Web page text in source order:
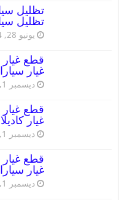
تظليل
يونيو 28, 2024
غيار
ديسمبر 1, 2023
غيار
ديسمبر 1, 2023
غيار
ديسمبر 1, 2023